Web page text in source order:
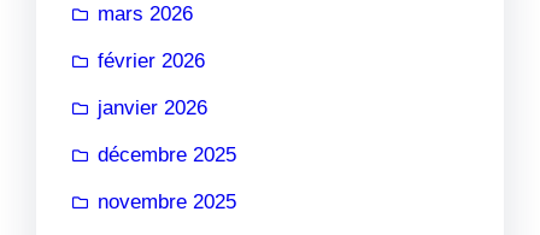
mars 2026
février 2026
janvier 2026
décembre 2025
novembre 2025